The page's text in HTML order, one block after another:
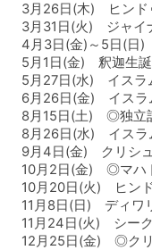
3月26日(木) ヒンド
3月31日(火) ジャイ
4月3日(金)～5日(日
5月1日(金) 釈迦生
5月27日(水) イスラ
6月26日(金) イスラ
8月15日(土) ◎独立
8月26日(水) イスラ
9月4日(金) クリシ
10月2日(金) ◎マハ
10月20日(火) ヒン
11月8日(日) ディワ
11月24日(火) シー
12月25日(金) ◎ク